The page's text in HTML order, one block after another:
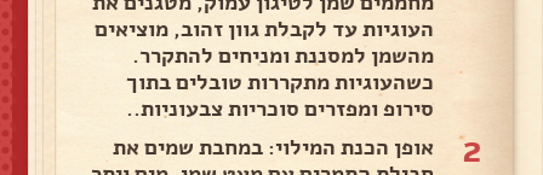
העוגיות עד לקבלת גוון זהוב, מוציאים
מהשמן למסננת ומניחים להתקרר.
כשהעוגיות מתקררות טובלים בתוך
סירופ ומפזרים סוכריות צבעוניות..
2
אופן הכנת המילוי: במחבת שמים את